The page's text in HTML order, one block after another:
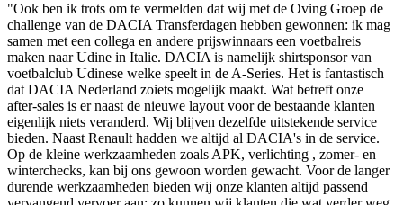
"Ook ben ik trots om te vermelden dat wij met de Oving Groep de
challenge van de DACIA Transferdagen hebben gewonnen: ik mag
samen met een collega en andere prijswinnaars een voetbalreis
maken naar Udine in Italie. DACIA is namelijk shirtsponsor van
voetbalclub Udinese welke speelt in de A-Series. Het is fantastisch
dat DACIA Nederland zoiets mogelijk maakt. Wat betreft onze
after-sales is er naast de nieuwe layout voor de bestaande klanten
eigenlijk niets veranderd. Wij blijven dezelfde uitstekende service
bieden. Naast Renault hadden we altijd al DACIA's in de service.
Op de kleine werkzaamheden zoals APK, verlichting , zomer- en
winterchecks, kan bij ons gewoon worden gewacht. Voor de langer
durende werkzaamheden bieden wij onze klanten altijd passend